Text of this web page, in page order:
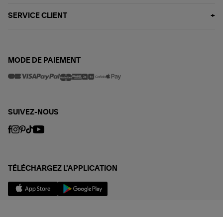
SERVICE CLIENT
MODE DE PAIEMENT
SUIVEZ-NOUS
TÉLÉCHARGEZ L'APPLICATION